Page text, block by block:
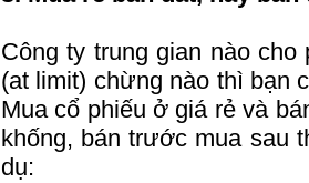
Công ty trung gian nào
(at limit) chừng nào thì bạn
Mua cổ phiếu ở giá rẻ và
khống, bán trước mua sau
dụ: